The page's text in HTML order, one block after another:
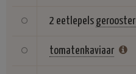
2 eetlepels
tomatenkaviaar